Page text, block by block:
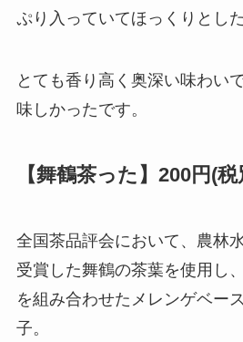
ぷり入っていてほっくりとした
とても香り高く奥深い味わい
味しかったです。
【舞鶴茶った】200円(税
全国茶品評会において、農林
受賞した舞鶴の茶葉を使用し
を組み合わせたメレンゲベー
子。